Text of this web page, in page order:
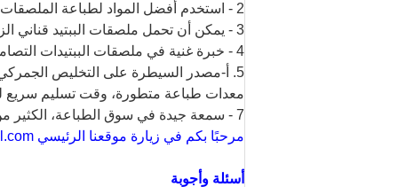
2 - استخدم أفضل المواد لطباعة الملصقات، مع خصائص لاصقة قوية، ضد الماء.
3 - يمكن أن تحمل ملصقات الببتيد قناني الزجاج، وعاءات بلاستيكية، أكياس الألومنيوم بإحكام.
4 - خبرة غنية في ملصقات الببتيدات التصاميم المهنية.
5. أ-مصدر السيطرة على التخليص الجمركي وقواعد الشحن لـ Peptide Pharmacy Labels
معدات طباعة متطورة، وقت تسليم سريع
7 - سمعة جيدة في سوق الطباعة، الكثير من العملاء في جميع أنحاء العالم.
مرحبًا بكم في زيارة موقعنا الرئيسي www.viallabel.com
أسئلة وأجوبة